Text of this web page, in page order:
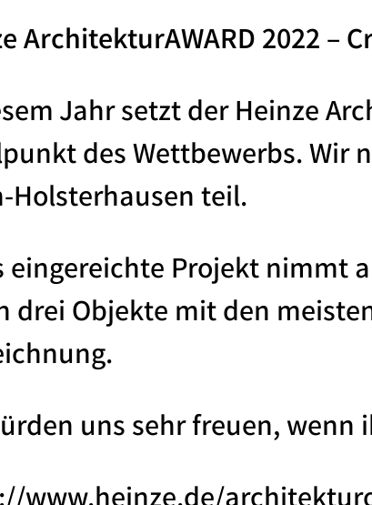
ArchitekturAWARD 2022 –
Jahr setzt der Heinze
des Wettbewerbs. Wir
Holsterhausen teil.
eingereichte Projekt nimmt
drei Objekte mit den
uns sehr freuen,